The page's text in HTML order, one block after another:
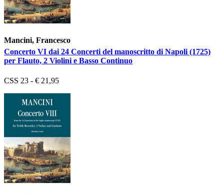
Mancini, Francesco
Concerto VI dai 24 Concerti del manoscritto di Napoli (1725)
per Flauto, 2 Violini e Basso Continuo
CSS 23 - € 21,95